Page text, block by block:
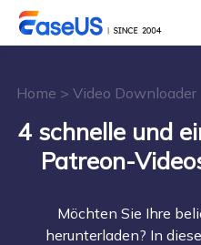
Home > Video Downloader
4 schnelle und
Patreon-
Möchten Sie Ihre
herunterladen? In